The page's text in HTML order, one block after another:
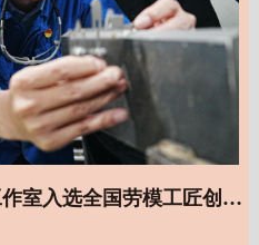
王文山国家级技能大师工作室入选全国劳模工匠创新工作室